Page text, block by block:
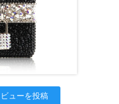
ューを投稿